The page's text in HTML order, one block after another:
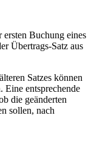
Buchung eines
Übertrags-Satz aus
Satzes können
Eine entsprechende
die geänderten
sollen, nach